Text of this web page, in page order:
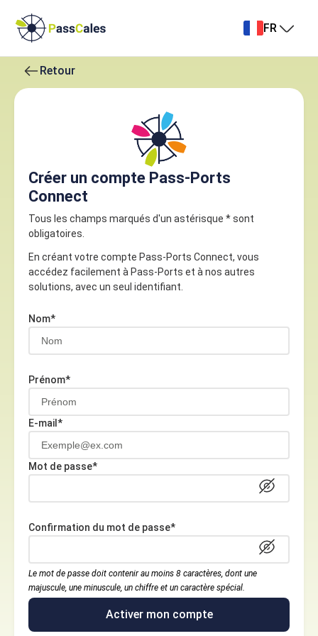
FR
Retour
Créer un compte Pass-Ports
Connect
Tous les champs marqués d'un astérisque * sont
obligatoires.
En créant votre compte Pass-Ports Connect, vous
accédez facilement à Pass-Ports et à nos autres
solutions, avec un seul identifiant.
Nom*
Prénom*
E-mail*
Mot de passe*
Confirmation du mot de passe*
Le mot de passe doit contenir au moins 8 caractères, dont une
majuscule, une minuscule, un chiffre et un caractère spécial.
Activer mon compte